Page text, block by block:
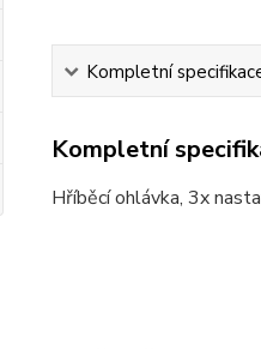
Kompletní
Kompletní
Hříběcí ohlávka, 3x